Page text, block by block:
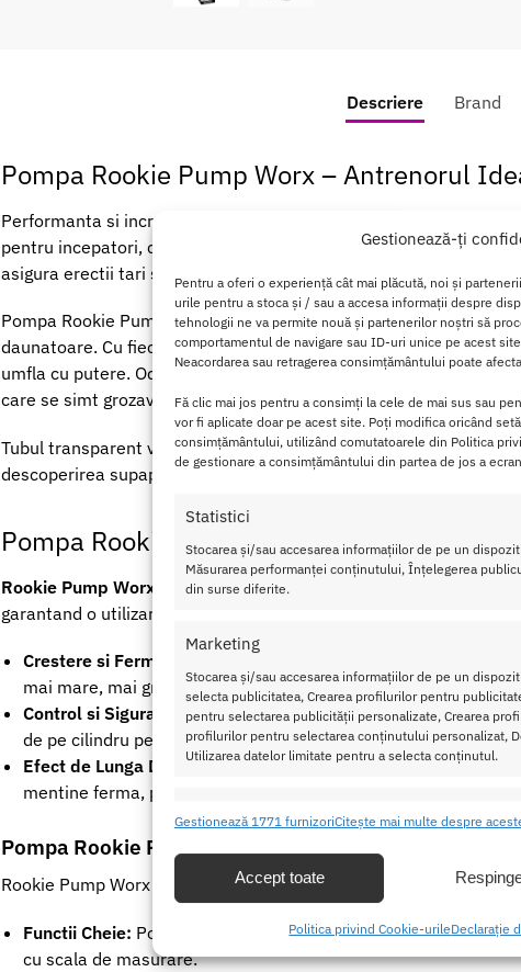
Gestionează-ți
Pentru a oferi o experiență cât mai plăcută, noi și
urile pentru a stoca și / sau a accesa informații despre
tehnologii ne va permite nouă și partenerilor noștri să
comportamentul de navigare sau ID-uri unice pe acest
Neacordarea sau retragerea consimțământului poate
Fă clic mai jos pentru a consimți la cele de mai sus sau
vor fi aplicate doar pe acest site. Poți modifica oricând
consimțământului, utilizând comutatoarele din Politica
de gestionare a consimțământului din partea de jos a
Statistici
Stocarea și/sau accesarea informațiilor de pe un
Măsurarea performanței conținutului, Înțelegerea
din surse diferite.
Marketing
Stocarea și/sau accesarea informațiilor de pe un
selecta publicitatea, Crearea profilurilor pentru
pentru selectarea publicității personalizate, Crearea
profilurilor pentru selectarea conținutului personalizat,
Utilizarea datelor limitate pentru a selecta conținutul.
dispozitive, Identificarea dispozitivelor pe baza
baza informațiilor solicitate în mod activ.
Gestionează 1771 furnizoriCitește mai multe despre
Accept toate
Politica privind Cookie-urileDeclarație
Descriere Brand
Pompa Rookie Pump Worx – Antrenorul
Performanta si increderea in sine incep cu controlul. Pompa
pentru incepatori, care livreaza puterea si dimensiunea la care
asigura erectii tari si de lunga durata, fara compromisuri.
Pompa Rookie Pump Worx iti va oferi dimensiunea si
daunatoare. Cu fiecare apasare a bilei pompei de tip medical,
umfla cu putere. Odata ce patrunzi in deschiderea neteda și
care se simt grozav si dureaza mai mult
Tubul transparent vidat iti permite sa-ti urmaresti penisul cum
descoperirea supapei de eliberare a aerului de pe cilindrul
Pompa Rookie Pump Worx: Crestere
Rookie Pump Worx
pompa manuala este solutia ideala pentru
garantand o utilizare sigura si eficienta.
Crestere si Fermitate:
Prin fiecare actionare a pompei de tip
mai mare, mai gros si plin de putere. Creeaza erectii tari ca
Control si Siguranta:Tubul transparent iti permite sa
de pe cilindru permite eliberarea instantanee a presiunii,
Efect de Lunga Durata: Pachetul include un inel de erectie
mentine ferma, prelungind actul si intensificand placerea.
Pompa Rookie Pump Worx: Functii, Materiale si
Rookie Pump Worx este un kit complet, ideal pentru a incepe
Functii Cheie: Pompa de tip medical, Supapa de eliberare a
cu scala de masurare.